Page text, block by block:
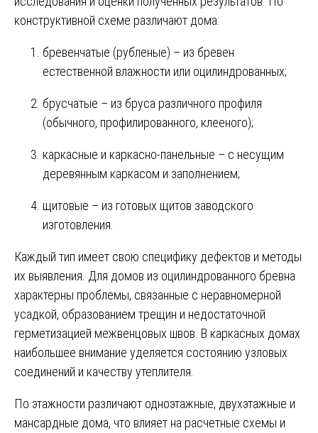
конструктивной схеме различают дома:
бревенчатые (рубленые) – из бревен
естественной влажности или оцилиндрованных;
брусчатые – из бруса различного профиля
(обычного, профилированного, клееного);
каркасные и каркасно-панельные – с несущим
деревянным каркасом и заполнением;
щитовые – из готовых щитов заводского
изготовления.
Каждый тип имеет свою специфику дефектов и методы
их выявления. Для домов из оцилиндрованного бревна
характерны проблемы, связанные с неравномерной
усадкой, образованием трещин и недостаточной
герметизацией межвенцовых швов. В каркасных домах
наибольшее внимание уделяется состоянию узловых
соединений и качеству утеплителя.
По этажности различают одноэтажные, двухэтажные и
мансардные дома, что влияет на расчетные схемы и